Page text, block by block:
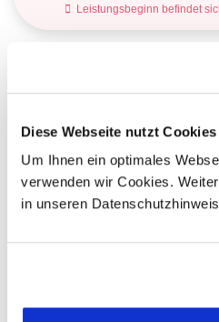
Diese Webseite nutzt Cookies
Um Ihnen ein optimales
verwenden wir Cookies.
in unseren
Leistungsbeginn befindet
Sie haben Fragen
Dann rufen
Ihre
+49